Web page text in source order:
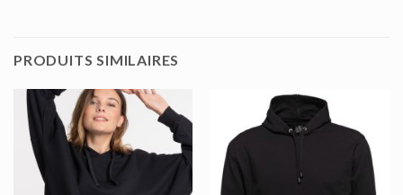
PRODUITS SIMILAIRES